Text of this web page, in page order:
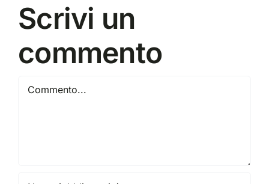
Scrivi un
commento
Commento